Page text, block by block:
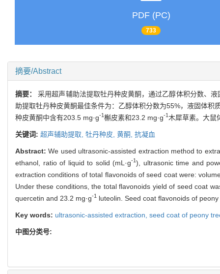
PDF (PC)
733
摘要/Abstract
摘要：采用超声辅助法提取牡丹种皮黄酮，通过乙醇体积分数、液
助提取牡丹种皮黄酮最佳条件为：乙醇体积分数为55%，液固体
种皮黄酮中含有203.5 mg·g-1 槲皮素和23.2 mg·g-1 木犀草素。大鼠
关键词: 超声辅助提取, 牡丹种皮, 黄酮, 抗凝血
Abstract:We used ultrasonic-assisted extraction method to
ethanol, ratio of liquid to solid (mL·g-1), ultrasonic time and
extraction conditions of total flavonoids of seed coat were:
Under these conditions, the total flavonoids yield of seed coat
quercetin and 23.2 mg·g-1 luteolin. Seed coat flavonoids of
Key words: ultrasonic-assisted extraction, seed coat of peony
中图分类号: